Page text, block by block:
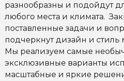
разнообразны и подойдут
любого места и климата.
поставленные задачи и
подчеркнут дизайн и стиль
Мы реализуем самые
эксклюзивные варианты
масштабные и яркие